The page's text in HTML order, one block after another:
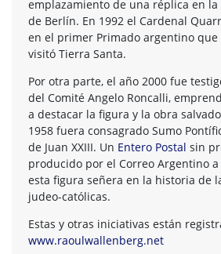
emplazamiento de una réplica en
de Berlín. En 1992 el Cardenal
en el primer Primado argentino
visitó Tierra Santa.
Por otra parte, el año 2000 fue
del Comité Angelo Roncalli,
a destacar la figura y la obra
1958 fuera consagrado Sumo
de Juan XXIII. Un Entero Postal sin
producido por el Correo Argentino
esta figura señera en la historia de
judeo-católicas.
Estas y otras iniciativas están
www.raoulwallenberg.net